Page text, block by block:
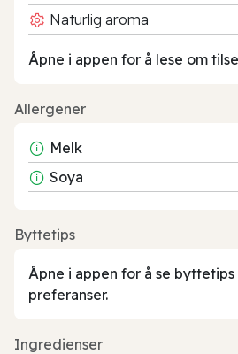
Naturlig aroma
Åpne i appen for å lese om
Allergener
Melk
Soya
Byttetips
Åpne i appen for å se
preferanser.
Ingredienser